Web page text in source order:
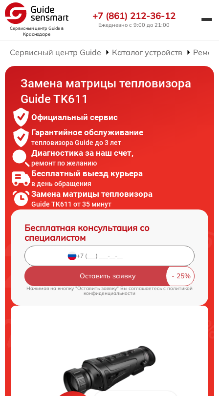
Сервисный центр Guideв
Краснодаре
+7 (861) 212-36-12
Ежедневно с 9:00 до 21:00
Сервисный центр Guide Каталог устройств
Замена матрицы тепловизора
Guide TK611
Официальный сервис
Гарантийное обслуживание
тепловизора Guide до 3 лет
Диагностика за наш счет,
ремонт по желанию
Бесплатный выезд курьера
в день обращения
Замена матрицы тепловизора
Guide TK611 от 35 минут
Бесплатная консультация со
специалистом
Оставить заявку
Нажимая на кнопку "Оставить заявку" Вы соглашаетесь cполитикой
конфиденциальности